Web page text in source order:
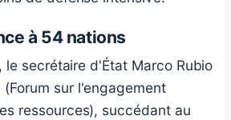
à 54 nations
le secrétaire d'État Marco Rubio
(Forum sur l'engagement
ressources), succédant au